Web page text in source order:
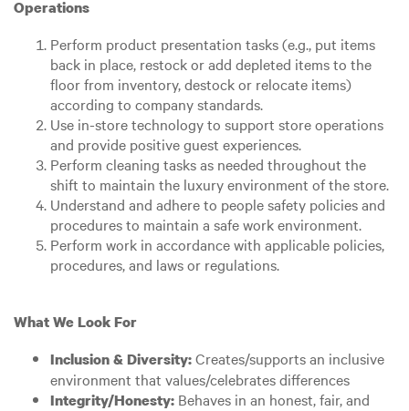
Operations
Perform product presentation tasks (e.g., put items
back in place, restock or add depleted items to the
floor from inventory, destock or relocate items)
according to company standards.
Use in-store technology to support store operations
and provide positive guest experiences.
Perform cleaning tasks as needed throughout the
shift to maintain the luxury environment of the store.
Understand and adhere to people safety policies and
procedures to maintain a safe work environment.
Perform work in accordance with applicable policies,
procedures, and laws or regulations.
What We Look For
Inclusion & Diversity:Creates/supports an inclusive
environment that values/celebrates differences
Integrity/Honesty: Behaves in an honest, fair, and